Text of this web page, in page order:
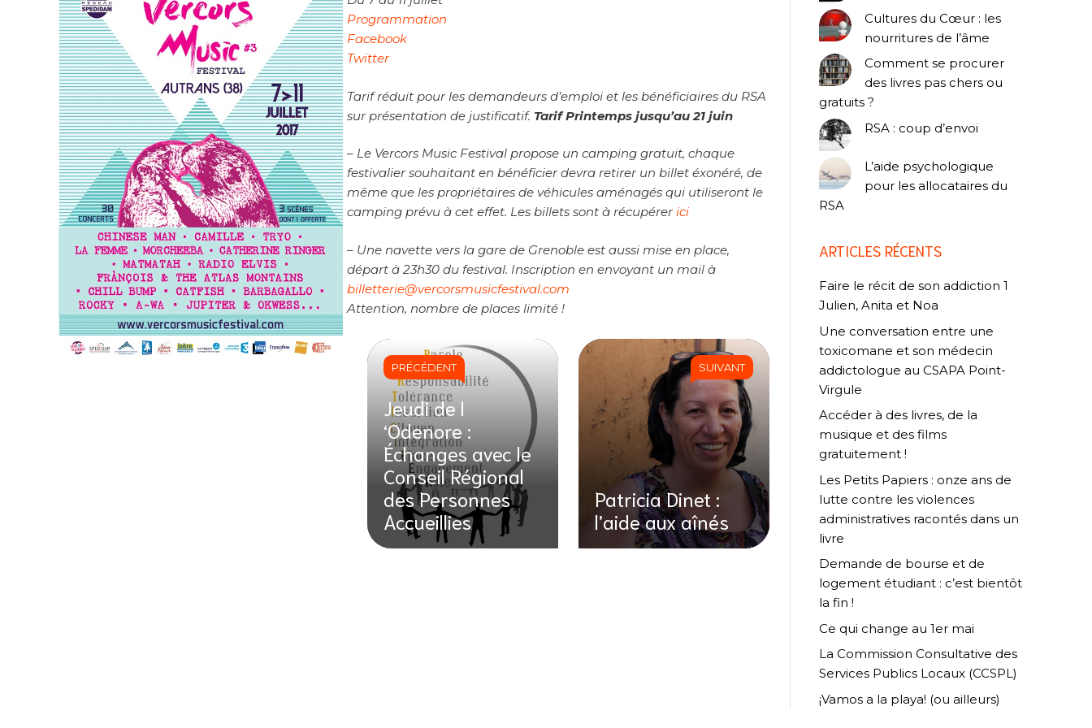
Programmation
Facebook
Twitter
Tarif réduit pour les demandeurs d’emploi et les bénéficiaires du RSA
sur présentation de justificatif. Tarif Printemps jusqu’au 21 juin
– Le Vercors Music Festival propose un camping gratuit, chaque
festivalier souhaitant en bénéficier devra retirer un billet éxonéré, de
même que les propriétaires de véhicules aménagés qui utiliseront le
camping prévu à cet effet. Les billets sont à récupérerici
– Une navette vers la gare de Grenoble est aussi mise en place,
départ à 23h30 du festival. Inscription en envoyant un mail à
billetterie@vercorsmusicfestival.com
Attention, nombre de places limité !
PRÉCÉDENT
Jeudi de l
‘Odenore :
Échanges avec le
Conseil Régional
des Personnes
Accueillies
SUIVANT
Patricia Dinet :
l’aide aux aînés
Cultures du Cœur : les
nourritures de l’âme
Comment se procurer
des livres pas chers ou
gratuits ?
RSA : coup d’envoi
L’aide psychologique
pour les allocataires du
RSA
ARTICLES RÉCENTS
Faire le récit de son addiction 1
Julien, Anita et Noa
Une conversation entre une
toxicomane et son médecin
addictologue au CSAPA Point-
Virgule
Accéder à des livres, de la
musique et des films
gratuitement !
Les Petits Papiers : onze ans de
lutte contre les violences
administratives racontés dans un
livre
Demande de bourse et de
logement étudiant : c’est bientôt
la fin !
Ce qui change au 1er mai
La Commission Consultative des
Services Publics Locaux (CCSPL)
¡Vamos a la playa! (ou ailleurs)